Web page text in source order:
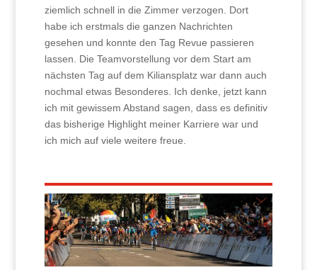
ziemlich schnell in die Zimmer verzogen. Dort
habe ich erstmals die ganzen Nachrichten
gesehen und konnte den Tag Revue passieren
lassen. Die Teamvorstellung vor dem Start am
nächsten Tag auf dem Kiliansplatz war dann auch
nochmal etwas Besonderes. Ich denke, jetzt kann
ich mit gewissem Abstand sagen, dass es definitiv
das bisherige Highlight meiner Karriere war und
ich mich auf viele weitere freue.